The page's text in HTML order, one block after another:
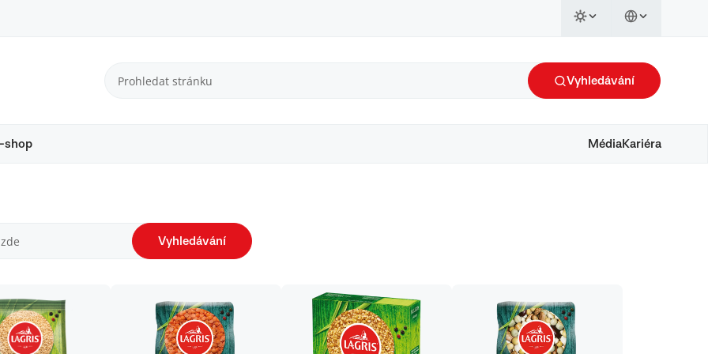
Vyhledávání
shop MédiaKariéra
Vyhledávání